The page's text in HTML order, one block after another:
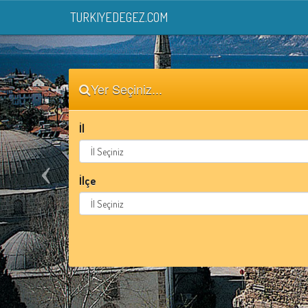
TURKIYEDEGEZ.COM
Yer Seçiniz...
İl
İlçe